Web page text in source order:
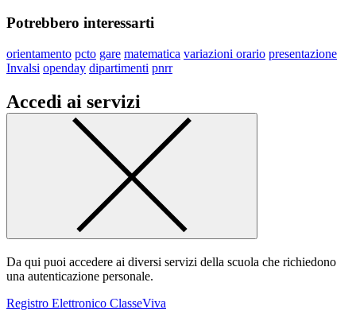
Potrebbero interessarti
orientamento pcto gare matematica variazioni orario presentazione
Invalsi openday dipartimenti pnrr
Accedi ai servizi
Da qui puoi accedere ai diversi servizi della scuola che richiedono
una autenticazione personale.
Registro Elettronico ClasseViva